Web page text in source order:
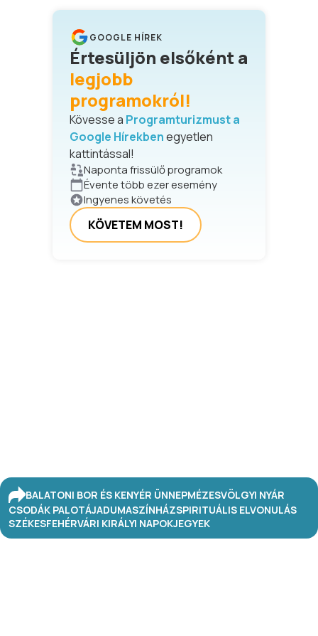
GOOGLE HÍREK
Értesüljön elsőként a
legjobb
programokról!
Kövesse a Programturizmust a
Google Hírekbenegyetlen
kattintással!
Naponta frissülő programok
Évente több ezer esemény
Ingyenes követés
KÖVETEM MOST!
BALATONI BOR ÉS KENYÉR ÜNNEPMÉZESVÖLGYI NYÁR
CSODÁK PALOTÁJADUMASZÍNHÁZSPIRITUÁLIS ELVONULÁS
SZÉKESFEHÉRVÁRI KIRÁLYI NAPOKJEGYEK